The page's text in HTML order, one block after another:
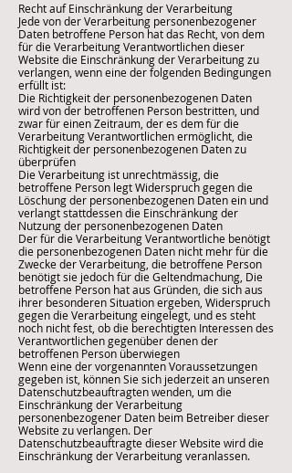
Recht auf Einschränkung der Verarbeitung
Jede von der Verarbeitung personenbezogener
Daten betroffene Person hat das Recht, von dem
für die Verarbeitung Verantwortlichen dieser
Website die Einschränkung der Verarbeitung zu
verlangen, wenn eine der folgenden Bedingungen
erfüllt ist:
Die Richtigkeit der personenbezogenen Daten
wird von der betroffenen Person bestritten, und
zwar für einen Zeitraum, der es dem für die
Verarbeitung Verantwortlichen ermöglicht, die
Richtigkeit der personenbezogenen Daten zu
überprüfen
Die Verarbeitung ist unrechtmässig, die
betroffene Person legt Widerspruch gegen die
Löschung der personenbezogenen Daten ein und
verlangt stattdessen die Einschränkung der
Nutzung der personenbezogenen Daten
Der für die Verarbeitung Verantwortliche benötigt
die personenbezogenen Daten nicht mehr für die
Zwecke der Verarbeitung, die betroffene Person
benötigt sie jedoch für die Geltendmachung, Die
betroffene Person hat aus Gründen, die sich aus
ihrer besonderen Situation ergeben, Widerspruch
gegen die Verarbeitung eingelegt, und es steht
noch nicht fest, ob die berechtigten Interessen des
Verantwortlichen gegenüber denen der
betroffenen Person überwiegen
Wenn eine der vorgenannten Voraussetzungen
gegeben ist, können Sie sich jederzeit an unseren
Datenschutzbeauftragten wenden, um die
Einschränkung der Verarbeitung
personenbezogener Daten beim Betreiber dieser
Website zu verlangen. Der
Datenschutzbeauftragte dieser Website wird die
Einschränkung der Verarbeitung veranlassen.